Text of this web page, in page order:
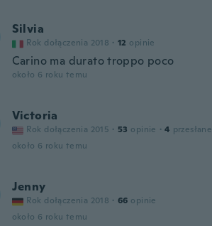
Silvia
Rok dołączenia 2018 · 12 opinie
Carino ma durato troppo poco
około 6 roku temu
Victoria
Rok dołączenia 2015 · 53 opinie · 4 przesłane
około 6 roku temu
Jenny
Rok dołączenia 2018 · 66 opinie
około 6 roku temu